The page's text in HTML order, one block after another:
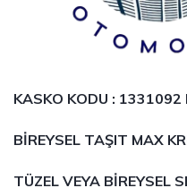
KASKO KODU : 1331092
BİREYSEL TAŞIT MAX
TÜZEL VEYA BİREYSEL